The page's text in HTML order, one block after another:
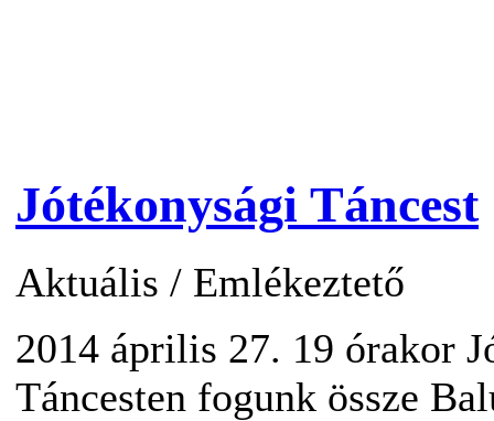
Jótékonysági Táncest
Aktuális / Emlékeztető
2014 április 27. 19 órakor
Táncesten fogunk össze